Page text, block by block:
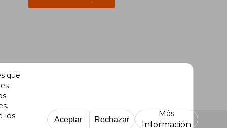
que
los
Aceptar Rechazar
Más
Información